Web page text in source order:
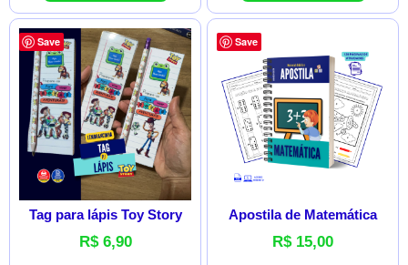
Save
Tag para lápis Toy Story
R$6,90
Save
Apostila de Matemática
R$15,00